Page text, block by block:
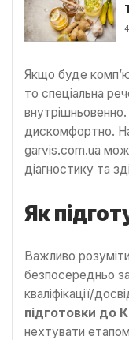
Якщо буде
то спеціальна
дискомфортно. На
garvis.com.ua
діагностику та
Як
Важливо
безпосередньо
кваліфікації/
підготовки до
нехтувати